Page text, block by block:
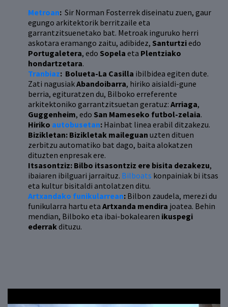
Metroan: Sir Norman Fosterrek diseinatu zuen, gaur
egungo arkitektorik berritzaile eta
garrantzitsuenetako bat. Metroak inguruko herri
askotara eramango zaitu, adibidez, Santurtziedo
Portugaletera, edo Sopela eta Plentziako
hondartzetara.
Tranbiaz: Bolueta-La Casilla ibilbidea egiten dute.
Zati nagusiakAbandoibarra, hiriko aisialdi-gune
berria, egituratzen du, Bilboko erreferente
arkitektoniko garrantzitsuetan geratuz: Arriaga,
Guggenheim, edo San Mameseko futbol-zelaia.
Hiriko autobusetan: Hainbat linea erabil ditzakezu.
Bizikletan: Bizikletak maileguan uzten dituen
zerbitzu automatiko bat dago, baita alokatzen
dituzten enpresak ere.
Itsasontziz: Bilbo itsasontziz ere bisita dezakezu,
ibaiaren ibilguari jarraituz. Bilboats konpainiak bi itsas
eta kultur bisitaldi antolatzen ditu.
Artxandako funikularrean: Bilbon zaudela, merezi du
funikularra hartu eta Artxanda mendira joatea. Behin
mendian, Bilboko eta ibai-bokalearen ikuspegi
ederrakdituzu.